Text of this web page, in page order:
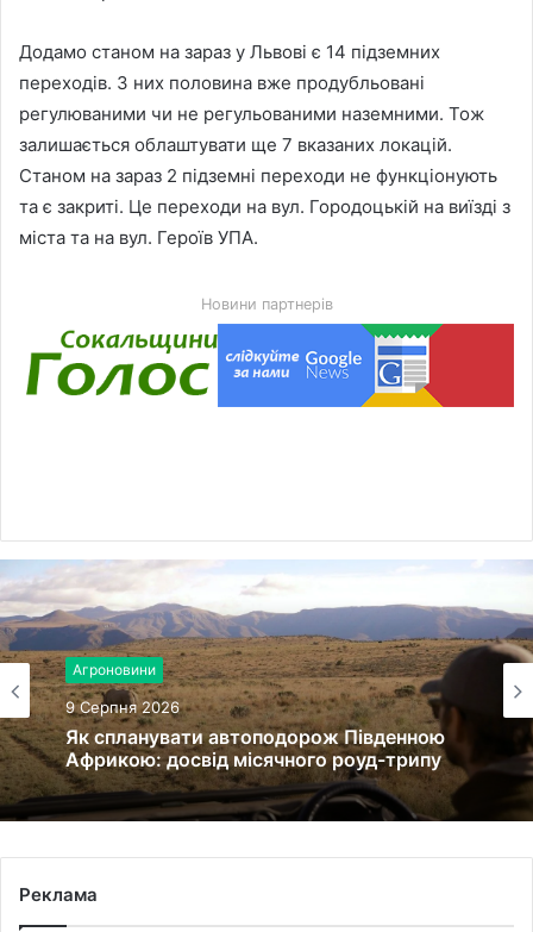
Додамо станом на зараз у Львові є 14 підземних
переходів. З них половина вже продубльовані
регулюваними чи не регульованими наземними. Тож
залишається облаштувати ще 7 вказаних локацій.
Станом на зараз 2 підземні переходи не функціонують
та є закриті. Це переходи на вул. Городоцькій на виїзді з
міста та на вул. Героїв УПА.
Новини партнерів
Агроновини
9 Серпня 2026
Як спланувати автоподорож Південною
Африкою: досвід місячного роуд-трипу
Реклама